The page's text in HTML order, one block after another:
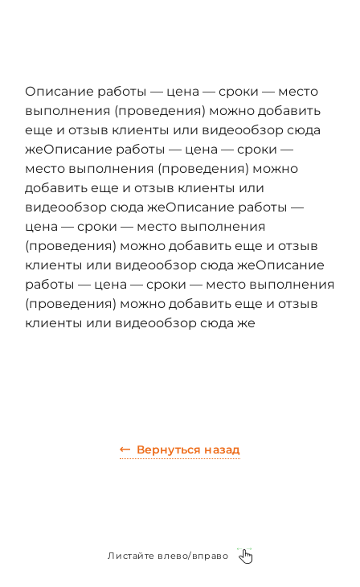
Описание работы — цена — сроки — место
выполнения (проведения) можно добавить
еще и отзыв клиенты или видеообзор сюда
жеОписание работы — цена — сроки —
место выполнения (проведения) можно
добавить еще и отзыв клиенты или
видеообзор сюда жеОписание работы —
цена — сроки — место выполнения
(проведения) можно добавить еще и отзыв
клиенты или видеообзор сюда жеОписание
работы — цена — сроки — место выполнения
(проведения) можно добавить еще и отзыв
клиенты или видеообзор сюда же
Вернуться назад
Листайте влево/вправо